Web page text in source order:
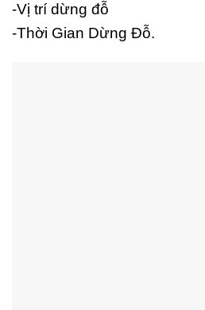
-Vị trí dừng đỗ
-Thời Gian Dừng Đỗ.